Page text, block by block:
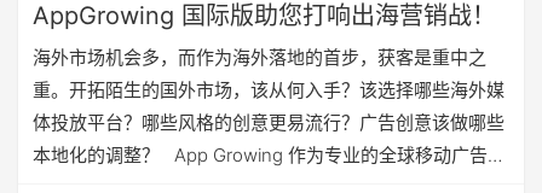
AppGrowing 国际版助您打响出海营销战！
海外市场机会多，而作为海外落地的首步，获客是重中之
重。开拓陌生的国外市场，该从何入手？该选择哪些海外媒
体投放平台？哪些风格的创意更易流行？广告创意该做哪些
本地化的调整？ App Growing 作为专业的全球移动广告情